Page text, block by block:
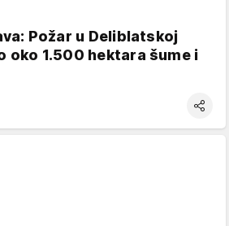
Požar u Deliblatskoj
oko 1.500 hektara šume i